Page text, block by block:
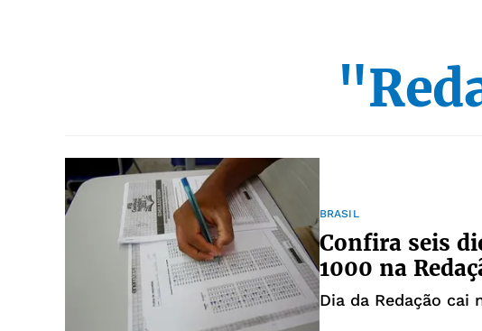
BRASIL
Confira seis
1000 na
Dia da Redação cai